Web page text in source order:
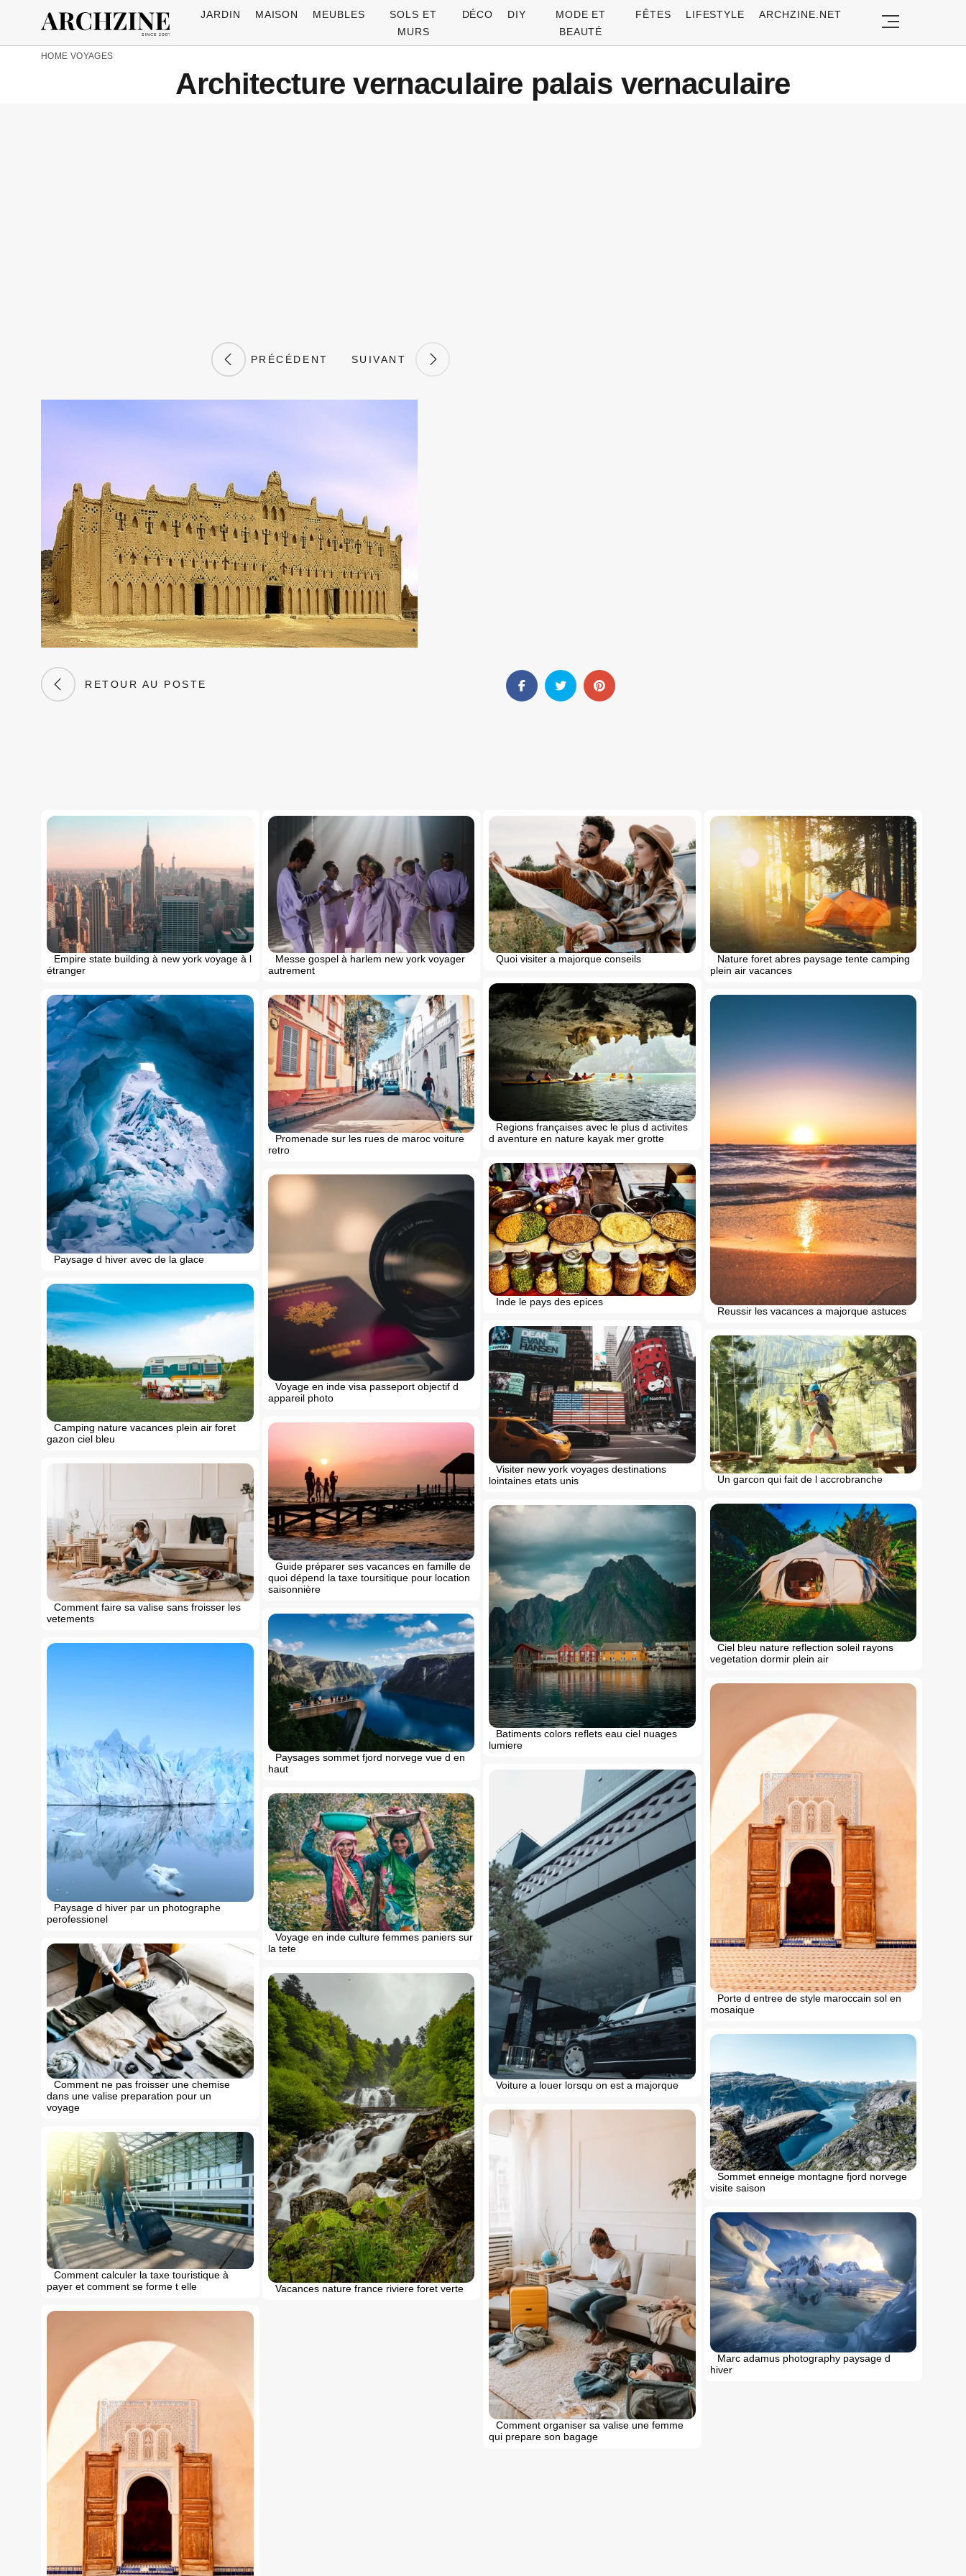
JARDIN MAISON MEUBLES
SOLS ET
MURS
DÉCO DIY
MODE ET
BEAUTÉ
FÊTES LIFESTYLE ARCHZINE.NET
HOME VOYAGES
Architecture vernaculaire palais vernaculaire
PRÉCÉDENT SUIVANT
RETOUR AU POSTE
Empire state building à new york voyage à l
étranger
Messe gospel à harlem new york voyager
autrement
Quoi visiter a majorque conseils
Nature foret abres paysage tente camping
plein air vacances
Regions françaises avec le plus d activites
d aventure en nature kayak mer grotte
Paysage d hiver avec de la glace
Promenade sur les rues de maroc voiture
retro
Reussir les vacances a majorque astuces
Inde le pays des epices
Voyage en inde visa passeport objectif d
appareil photo
Camping nature vacances plein air foret
gazon ciel bleu
Visiter new york voyages destinations
lointaines etats unis
Un garcon qui fait de l accrobranche
Guide préparer ses vacances en famille de
quoi dépend la taxe toursitique pour location
saisonnière
Comment faire sa valise sans froisser les
vetements
Ciel bleu nature reflection soleil rayons
vegetation dormir plein air
Batiments colors reflets eau ciel nuages
lumiere
Paysages sommet fjord norvege vue d en
haut
Paysage d hiver par un photographe
perofessionel
Porte d entree de style maroccain sol en
mosaique
Voiture a louer lorsqu on est a majorque
Voyage en inde culture femmes paniers sur
la tete
Comment ne pas froisser une chemise
dans une valise preparation pour un
voyage
Vacances nature france riviere foret verte
Sommet enneige montagne fjord norvege
visite saison
Comment organiser sa valise une femme
qui prepare son bagage
Comment calculer la taxe touristique à
payer et comment se forme t elle
Marc adamus photography paysage d
hiver